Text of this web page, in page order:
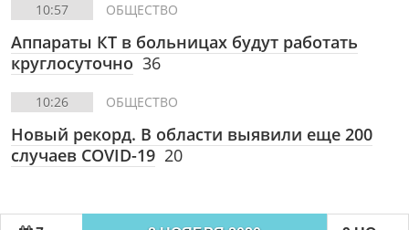
10:57 ОБЩЕСТВО
Аппараты КТ в больницах будут работать
круглосуточно 36
10:26 ОБЩЕСТВО
Новый рекорд. В области выявили еще 200
случаев COVID-19 20